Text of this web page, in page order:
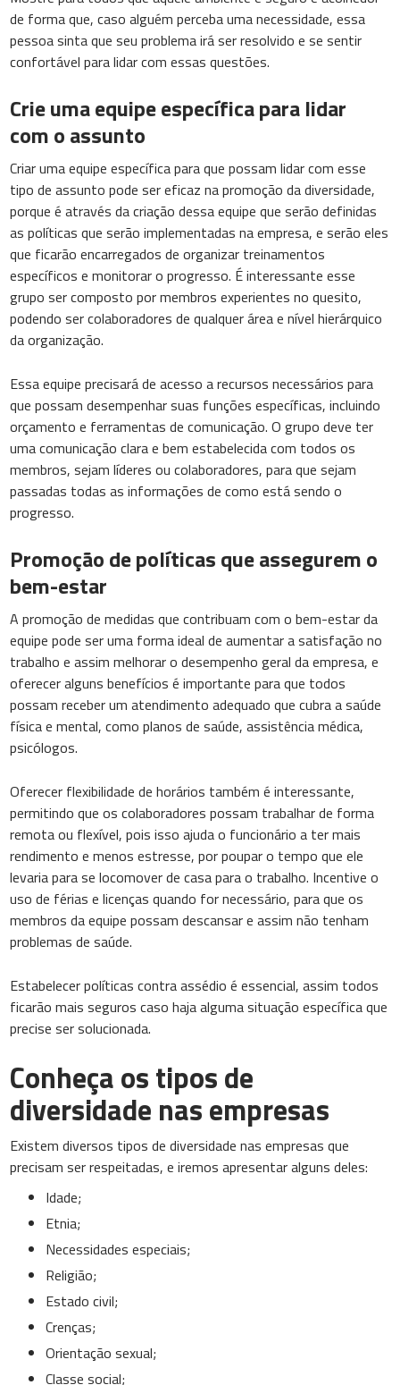
de forma que, caso alguém perceba uma necessidade, essa
pessoa sinta que seu problema irá ser resolvido e se sentir
confortável para lidar com essas questões.
Crie uma equipe específica para lidar
com o assunto
Criar uma equipe específica para que possam lidar com esse
tipo de assunto pode ser eficaz na promoção da diversidade,
porque é através da criação dessa equipe que serão definidas
as políticas que serão implementadas na empresa, e serão eles
que ficarão encarregados de organizar treinamentos
específicos e monitorar o progresso. É interessante esse
grupo ser composto por membros experientes no quesito,
podendo ser colaboradores de qualquer área e nível hierárquico
da organização.
Essa equipe precisará de acesso a recursos necessários para
que possam desempenhar suas funções específicas, incluindo
orçamento e ferramentas de comunicação. O grupo deve ter
uma comunicação clara e bem estabelecida com todos os
membros, sejam líderes ou colaboradores, para que sejam
passadas todas as informações de como está sendo o
progresso.
Promoção de políticas que assegurem o
bem-estar
A promoção de medidas que contribuam com o bem-estar da
equipe pode ser uma forma ideal de aumentar a satisfação no
trabalho e assim melhorar o desempenho geral da empresa, e
oferecer alguns benefícios é importante para que todos
possam receber um atendimento adequado que cubra a saúde
física e mental, como planos de saúde, assistência médica,
psicólogos.
Oferecer flexibilidade de horários também é interessante,
permitindo que os colaboradores possam trabalhar de forma
remota ou flexível, pois isso ajuda o funcionário a ter mais
rendimento e menos estresse, por poupar o tempo que ele
levaria para se locomover de casa para o trabalho. Incentive o
uso de férias e licenças quando for necessário, para que os
membros da equipe possam descansar e assim não tenham
problemas de saúde.
Estabelecer políticas contra assédio é essencial, assim todos
ficarão mais seguros caso haja alguma situação específica que
precise ser solucionada.
Conheça os tipos de
diversidade nas empresas
Existem diversos tipos de diversidade nas empresas que
precisam ser respeitadas, e iremos apresentar alguns deles:
Idade;
Etnia;
Necessidades especiais;
Religião;
Estado civil;
Crenças;
Orientação sexual;
Classe social;